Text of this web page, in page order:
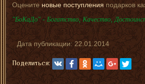
Оценитеновые поступления подарков
"БоКаДо" - Богатство, Качество,
Дата публикации:22.01.2014
Поделиться: